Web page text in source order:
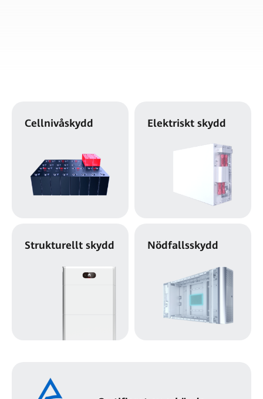
Cellnivåskydd Elektriskt skydd
Strukturellt skydd Nödfallsskydd